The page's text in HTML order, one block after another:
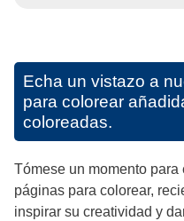
Echa un vistazo a
para colorear
coloreadas.
Tómese un momento
páginas para colorear,
inspirar su creatividad y